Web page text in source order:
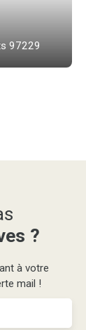
97229
?
à votre
mail !